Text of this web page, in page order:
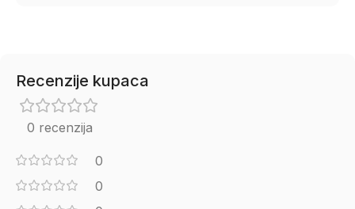
Recenzije kupaca
0 recenzija
0
0